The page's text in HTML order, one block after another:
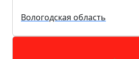
Вологодская область